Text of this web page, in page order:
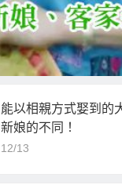
能以相親方式娶到的
新娘的不同！
12/13